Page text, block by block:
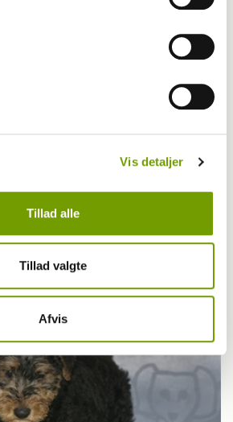
Vis detaljer
Tillad alle
Tillad valgte
Afvis
handler ikke om nyt